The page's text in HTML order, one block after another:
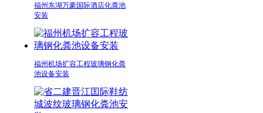
福州东湖万豪国际酒店化粪池
安装
福州机场扩容工程玻璃钢化粪
池设备安装